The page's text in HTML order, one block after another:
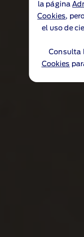
la página
Cookies,
el uso de
Consulta
Cookies